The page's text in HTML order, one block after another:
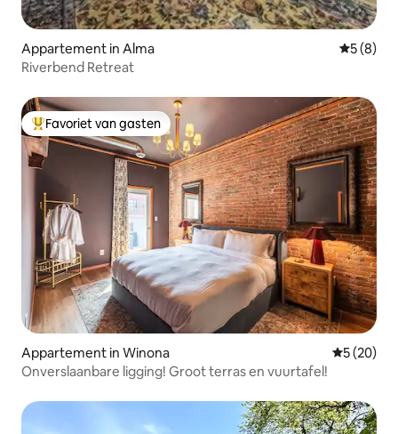
Appartement in Alma
5 (8)
Riverbend Retreat
Topfavoriet van gasten
Favoriet van gasten
Appartement in Winona
5 (20)
Onverslaanbare ligging! Groot terras en vuurtafel!